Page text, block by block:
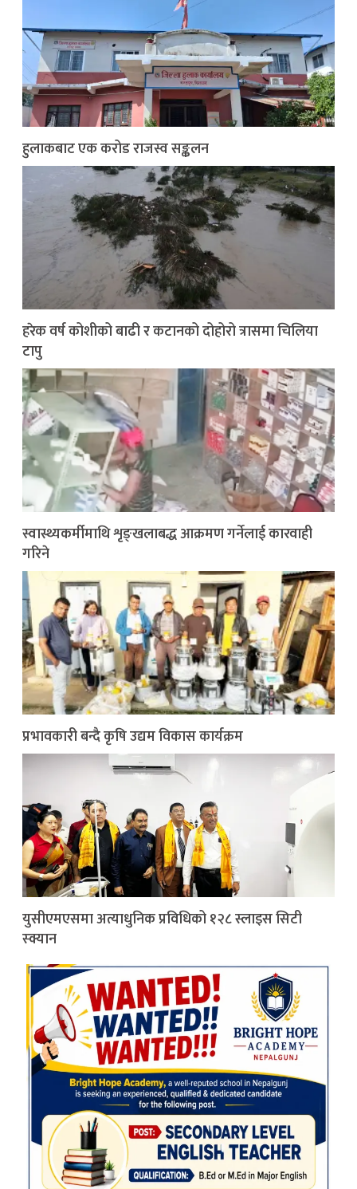
हुलाकबाट एक करोड राजस्व सङ्कलन
हरेक वर्ष कोशीको बाढी र कटानको दोहोरो त्रासमा चिलिया
टापु
स्वास्थ्यकर्मीमाथि शृङ्खलाबद्ध आक्रमण गर्नेलाई कारवाही
गरिने
प्रभावकारी बन्दै कृषि उद्यम विकास कार्यक्रम
युसीएमएसमा अत्याधुनिक प्रविधिको १२८ स्लाइस सिटी
स्क्यान